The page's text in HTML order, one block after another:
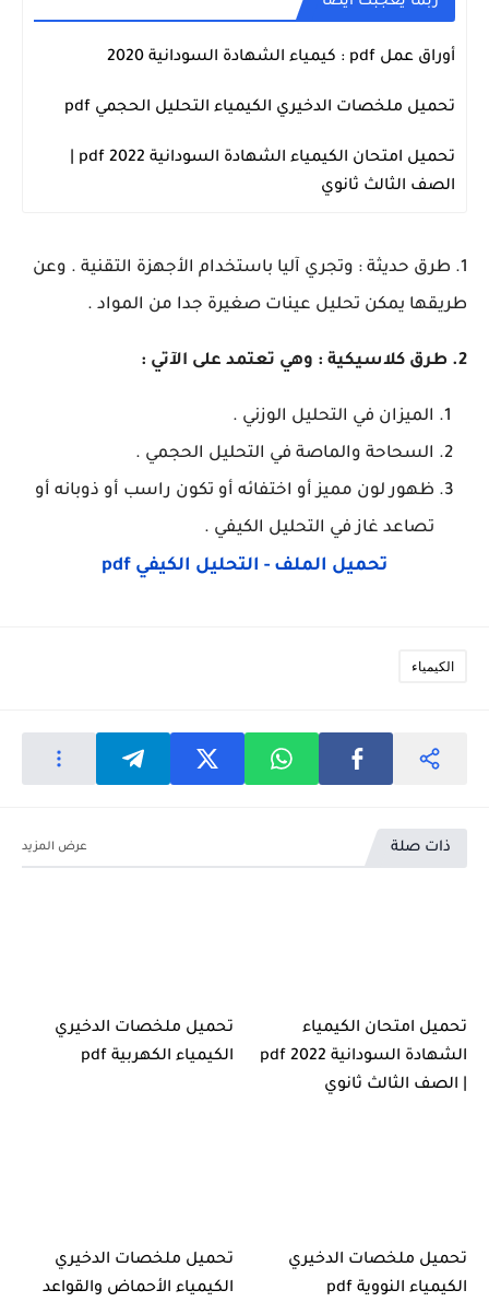
الكيمياء
أوراق عمل pdf : كيمياء الشهادة السودانية 2020
الكيمياء
تحميل ملخصات الدخيري الكيمياء التحليل الحجمي pdf
الكيمياء
الصف الثالث ثانوي
1. طرق حديثة : وتجري آليا باستخدام الأجهزة التقنية . وعن
طريقها يمكن تحليل عينات صغيرة جدا من المواد .
2. طرق كلاسيكية : وهي تعتمد على الآتي :
الميزان في التحليل الوزني .
السحاحة والماصة في التحليل الحجمي .
ظهور لون مميز أو اختفائه أو تكون راسب أو ذوبانه أو
تصاعد غاز في التحليل الكيفي .
تحميل الملف - التحليل الكيفي pdf
الكيمياء
ذات صلة
تحميل امتحان الكيمياء
الشهادة السودانية 2022 pdf
| الصف الثالث ثانوي
تحميل ملخصات الدخيري
الكيمياء الكهربية pdf
تحميل ملخصات الدخيري
الكيمياء النووية pdf
تحميل ملخصات الدخيري
الكيمياء الأحماض والقواعد